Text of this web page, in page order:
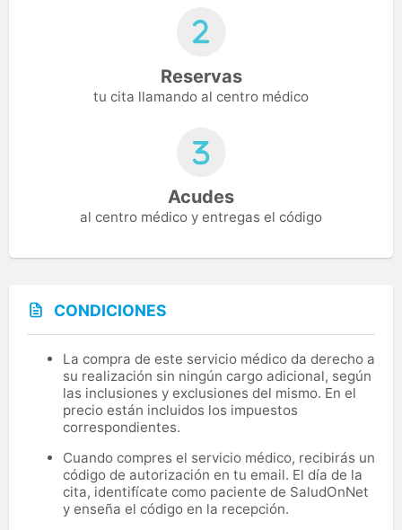
Reservas
tu cita llamando al centro médico
Acudes
al centro médico y entregas el código
CONDICIONES
La compra de este servicio médico da derecho a
su realización sin ningún cargo adicional, según
las inclusiones y exclusiones del mismo. En el
precio están incluidos los impuestos
correspondientes.
Cuando compres el servicio médico, recibirás un
código de autorización en tu email. El día de la
cita, identifícate como paciente de SaludOnNet
y enseña el código en la recepción.